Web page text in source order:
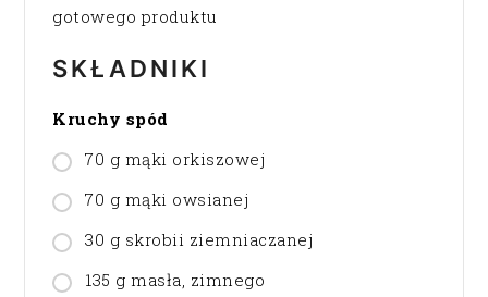
gotowego produktu
SKŁADNIKI
Kruchy spód
70 g mąki orkiszowej
70 g mąki owsianej
30 g skrobii ziemniaczanej
135 g masła, zimnego